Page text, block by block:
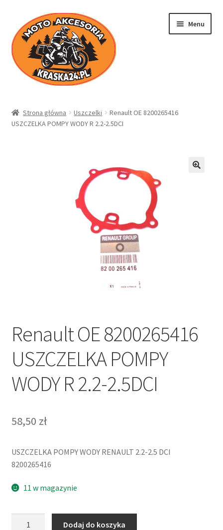
Przejdź
do
nawigacji
Przejdź
do
treści
Menu
Sklep
Strona główna Uszczelki
Renault OE 8200265416
USZCZELKA POMPY WODY R 2.2-2.5DCI
Renault OE 8200265416
USZCZELKA POMPY
WODY R 2.2-2.5DCI
58,50 zł
USZCZELKA POMPY WODY RENAULT 2.2-2.5 DCI
8200265416
11 w magazynie
Dodaj do koszyka